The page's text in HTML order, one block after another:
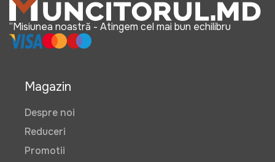
“Misiunea noastră - Atingem cel mai bun echilibru
Magazin
Despre noi
Reduceri
Promotii